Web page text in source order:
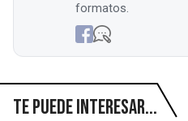
formatos.
Te puede interesar...